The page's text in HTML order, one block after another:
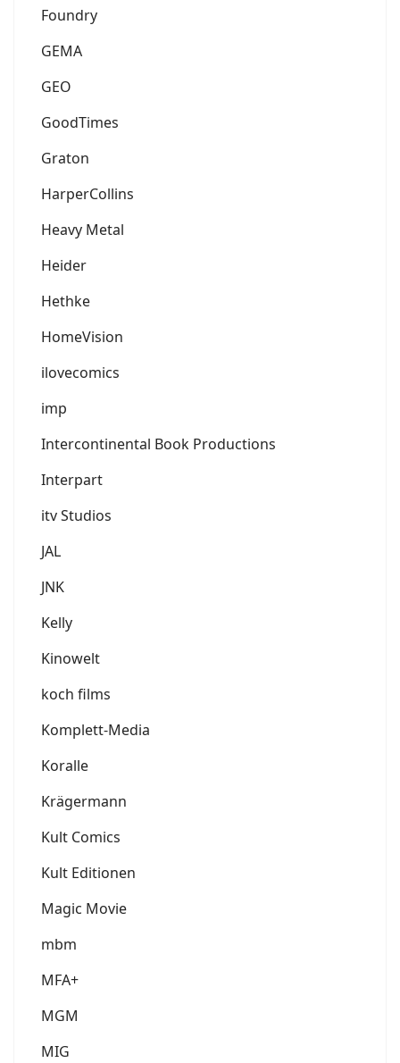
Foundry
GEMA
GEO
GoodTimes
Graton
HarperCollins
Heavy Metal
Heider
Hethke
HomeVision
ilovecomics
imp
Intercontinental Book Productions
Interpart
itv Studios
JAL
JNK
Kelly
Kinowelt
koch films
Komplett-Media
Koralle
Krägermann
Kult Comics
Kult Editionen
Magic Movie
mbm
MFA+
MGM
MIG